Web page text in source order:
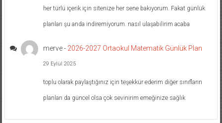
her türlü içerik için sitenize her sene bakıyorum. Fakat günlük
planları şu anda indiremiyorum. nasıl ulaşabilirim acaba
merve- 2026-2027 Ortaokul Matematik Günlük Plan
29 Eylül 2025
toplu olarak paylaştığınız için teşekkür ederim diğer sınıfların
planları da güncel olsa çok sevinirim emeğinize sağlık